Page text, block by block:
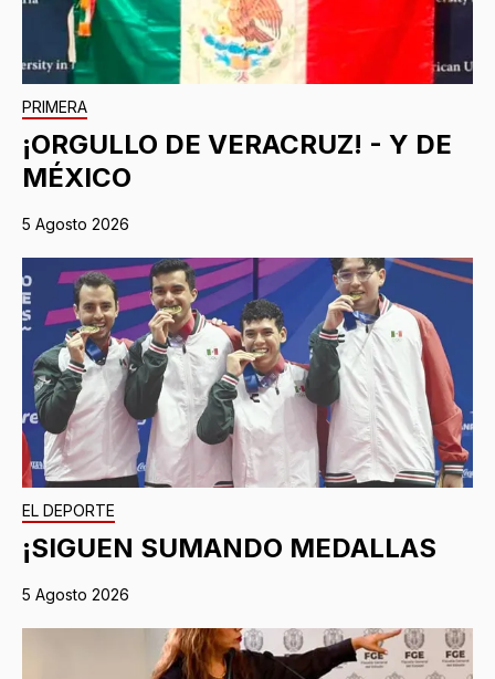
PRIMERA
¡ORGULLO DE VERACRUZ! - Y DE
MÉXICO
5 Agosto 2026
EL DEPORTE
¡SIGUEN SUMANDO MEDALLAS
5 Agosto 2026